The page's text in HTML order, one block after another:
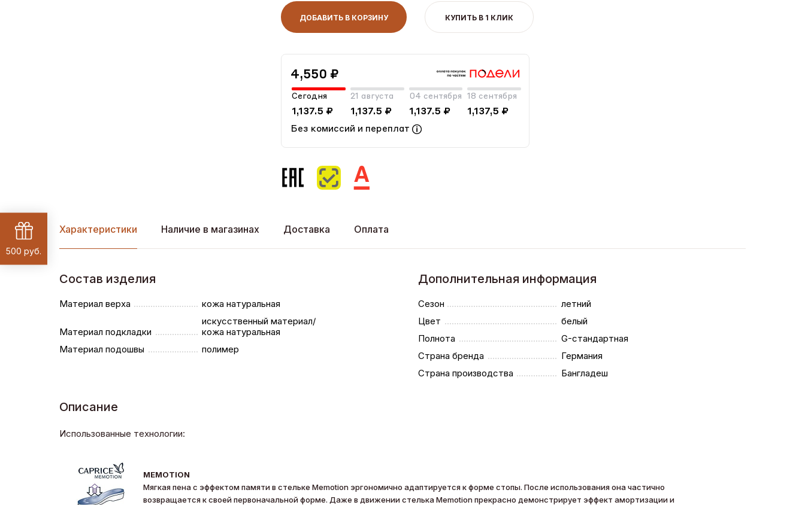
ДОБАВИТЬ В КОРЗИНУ КУПИТЬ В 1 КЛИК
4,550 ₽
Сегодня
1,137.5 ₽
21 августа
1,137.5 ₽
04 сентября
1,137.5 ₽
18 сентября
1,137,5 ₽
Без комиссий и переплат
Характеристики Наличие в магазинах Доставка Оплата
Состав изделия
Материал верха кожа натуральная
Материал подкладки
искусственный материал/
кожа натуральная
Материал подошвы
полимер
Дополнительная информация
Сезон
летний
Цвет
белый
Полнота
G-стандартная
Страна бренда
Германия
Страна производства
Бангладеш
Описание
Использованные технологии:
MEMOTION
Мягкая пена с эффектом памяти в стельке Memotion эргономично адаптируется к форме стопы. После использования она частично
возвращается к своей первоначальной форме. Даже в движении стелька Memotion прекрасно демонстрирует эффект амортизации и
500 руб.